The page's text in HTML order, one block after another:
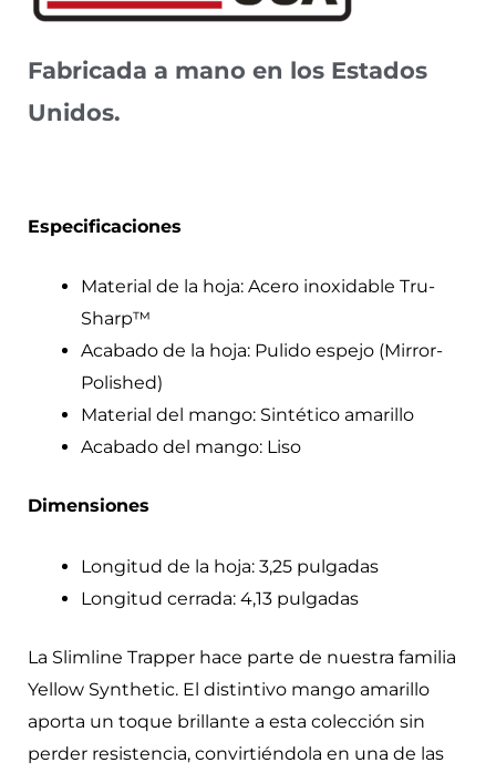
Fabricada a mano en los Estados
Unidos.
Especificaciones
Material de la hoja: Acero inoxidable Tru-
Sharp™
Acabado de la hoja: Pulido espejo (Mirror-
Polished)
Material del mango: Sintético amarillo
Acabado del mango: Liso
Dimensiones
Longitud de la hoja: 3,25 pulgadas
Longitud cerrada: 4,13 pulgadas
La Slimline Trapper hace parte de nuestra familia
Yellow Synthetic. El distintivo mango amarillo
aporta un toque brillante a esta colección sin
perder resistencia, convirtiéndola en una de las